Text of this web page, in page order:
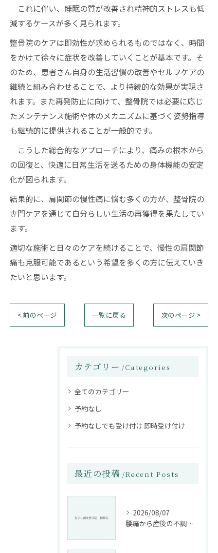
これに伴い、睡眠の質が改善され精神的ストレスも低
減するケースが多く見られます。
整骨院のケアは即効性が求められるものではなく、時間
をかけて徐々に症状を改善していくことが基本です。そ
のため、患者さん自身の生活習慣の改善やセルフケアの
継続と組み合わせることで、より持続的な効果が実現さ
れます。また再発防止に向けて、整骨院では必要に応じ
たメンテナンス施術や体のメカニズムに基づく姿勢指導
も継続的に提供されることが一般的です。
こうした総合的なアプローチにより、痛みの根本から
の回復と、快適に日常生活を送るための身体機能の安定
化が図られます。
結果的に、肩関節の慢性痛に悩む多くの方が、整骨院の
専門ケアを通じて自分らしい生活の再獲得を果たしてい
ます。
適切な施術と日々のケアを続けることで、慢性の肩関節
痛も克服可能であるという希望を多くの方に伝えていき
たいと思います。
< 前のページ 一覧に戻る 次のページ >
カテゴリー Categories
全てのカテゴリー
予約なし
予約なしでも受け付け 即時受け付け
最近の投稿 Recent Posts
2026/08/07
腰痛から産後の不調まで整骨院で根本改善する方法